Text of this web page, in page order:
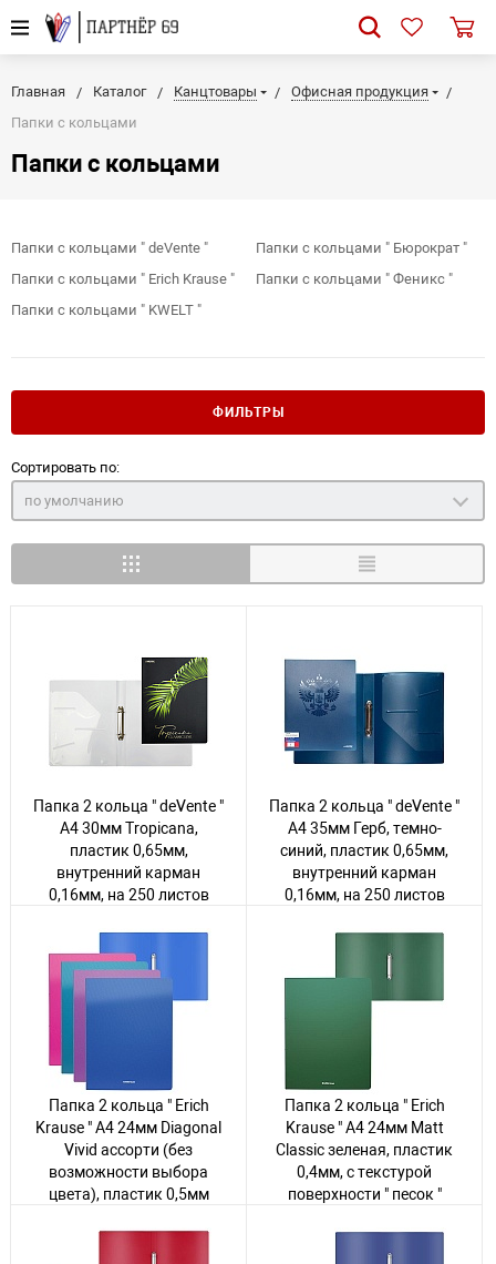
Главная Каталог Канцтовары
Офисная продукция
Папки с кольцами
Папки с кольцами
Папки с кольцами " deVente "
Папки с кольцами " Erich Krause "
Папки с кольцами " KWELT "
Папки с кольцами " Бюрократ "
Папки с кольцами " Феникс "
ФИЛЬТРЫ
Сортировать по:
по умолчанию
Папка 2 кольца " deVente "
А4 30мм Tropicana,
пластик 0,65мм,
внутренний карман
0,16мм, на 250 листов
вкладышей, внутренний
карман 0,16мм,
индивидуальная
упаковка
Авторизуйтесь, чтобы
Папка 2 кольца " deVente "
А4 35мм Герб, темно-
синий, пластик 0,65мм,
внутренний карман
0,16мм, на 250 листов
вкладышей
увидеть цену
Папка 2 кольца " Erich
Krause " А4 24мм Diagonal
Vivid ассорти (без
возможности выбора
цвета), пластик 0,5мм
Папка 2 кольца " Erich
Krause " А4 24мм Matt
Classic зеленая, пластик
0,4мм, с текстурой
поверхности " песок "